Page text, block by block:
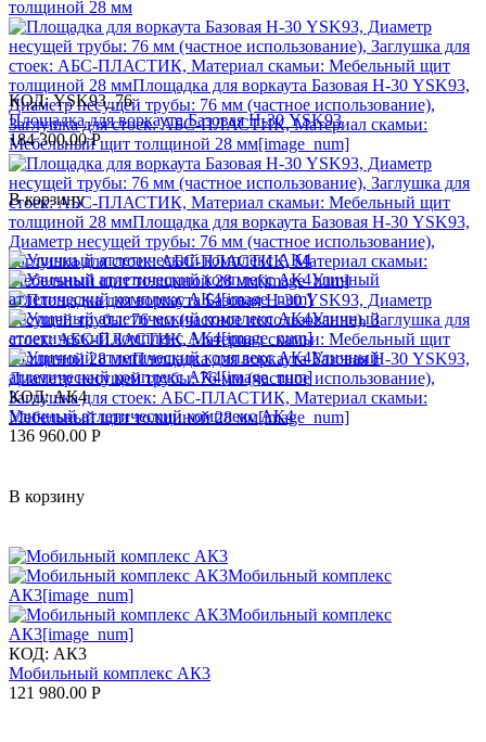
КОД: YSK93_76
Площадка для воркаута Базовая Н-30 YSK93
184 300.00 Р
В корзину
КОД: АК4
Уличный атлетический комплекс АК4
136 960.00 Р
В корзину
КОД: АК3
Мобильный комплекс АК3
121 980.00 Р